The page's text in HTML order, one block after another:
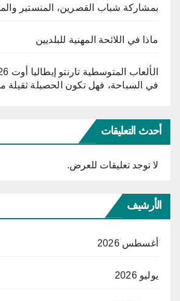
بمشاركة شباب القصرين، المنستير
ماذا في اللائحة المهنية للبلديين
في السباحة، فهل تكون الحصيلة ثقيلة
أحدث التعليقات
لا توجد تعليقات للعرض.
الأرشيف
أغسطس 2026
يوليو 2026